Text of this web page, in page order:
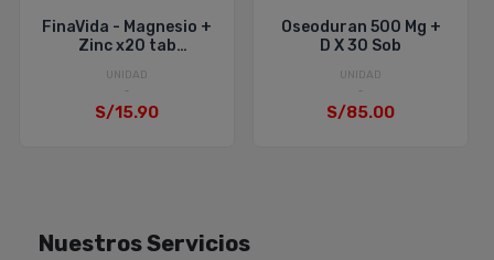
FinaVida - Magnesio +
Zinc x20 tab
UNIDAD
S/15.90
Oseoduran 500 Mg +
D X 30 Sob
UNIDAD
S/85.00
Nuestros Servicios